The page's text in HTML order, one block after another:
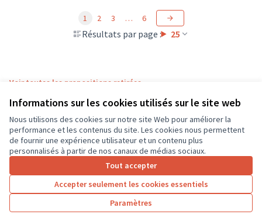
Informations sur les cookies utilisés sur le site web
Nous utilisons des cookies sur notre site Web pour améliorer la
performance et les contenus du site. Les cookies nous permettent
de fournir une expérience utilisateur et un contenu plus
personnalisés à partir de nos canaux de médias sociaux.
Tout accepter
Accepter seulement les cookies essentiels
Paramètres
Résultats par page : 25
1 2 3 … 6
Voir toutes les propositions retirées
Conditions d'utilisation
Paramètres des cookies
CD37 sur X
(Lien externe)
CD37 sur Facebook
CD37 sur Instagram
CD37 sur YouTube
(Lien externe)
Site réalisé grâce aulogiciel libre Decidim .
Licence
(Lien